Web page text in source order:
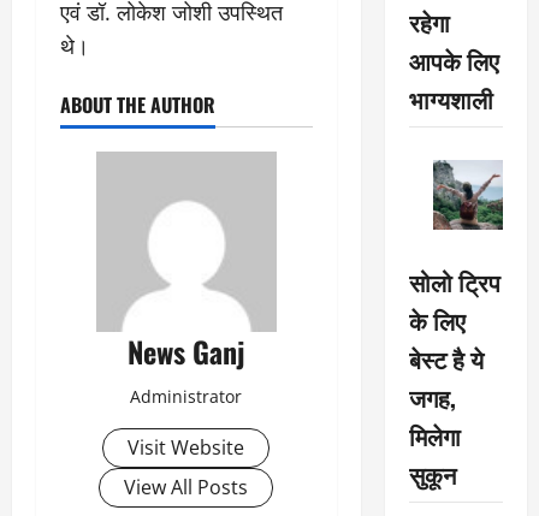
एवं डॉ. लोकेश जोशी उपस्थित
थे।
ABOUT THE AUTHOR
News Ganj
Administrator
Visit Website
View All Posts
रहेगा
आपके लिए
भाग्यशाली
सोलो ट्रिप
के लिए
बेस्ट है ये
जगह,
मिलेगा
सुकून